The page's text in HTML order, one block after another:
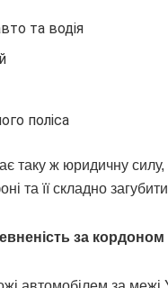
та водія
поліса
таку ж юридичну
та її складно
за кордоном